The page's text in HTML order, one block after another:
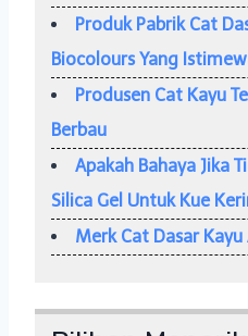
Produk Pabrik Cat
Biocolours Yang
Produsen Cat Kayu
Berbau
Apakah Bahaya Jika
Silica Gel Untuk Kue
Merk Cat Dasar